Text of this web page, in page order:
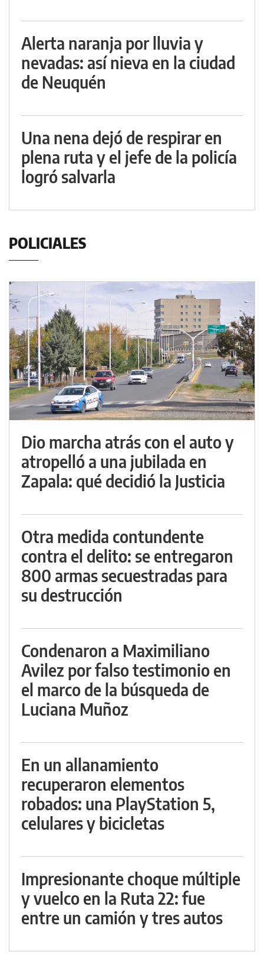
Alerta naranja por lluvia y
nevadas: así nieva en la ciudad
de Neuquén
Una nena dejó de respirar en
plena ruta y el jefe de la policía
logró salvarla
POLICIALES
Dio marcha atrás con el auto y
atropelló a una jubilada en
Zapala: qué decidió la Justicia
Otra medida contundente
contra el delito: se entregaron
800 armas secuestradas para
su destrucción
Condenaron a Maximiliano
Avilez por falso testimonio en
el marco de la búsqueda de
Luciana Muñoz
En un allanamiento
recuperaron elementos
robados: una PlayStation 5,
celulares y bicicletas
Impresionante choque múltiple
y vuelco en la Ruta 22: fue
entre un camión y tres autos